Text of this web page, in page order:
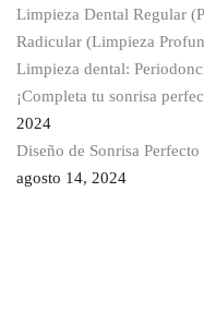
Limpieza Dental Regular
Radicular (Limpieza
Limpieza dental:
¡Completa tu sonrisa
2024
Diseño de Sonrisa
agosto 14, 2024